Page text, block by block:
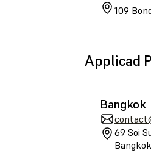
109
Applicad
Bangkok
69 Soi